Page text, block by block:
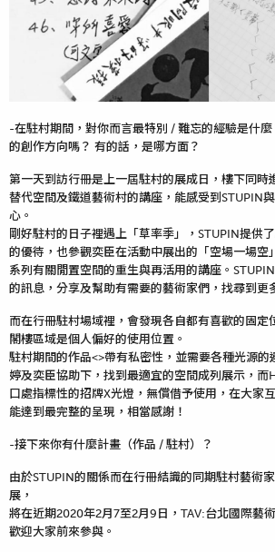
-在駐村期間，對你而言最特別 / 難忘的經驗是什
的創作方向嗎？ 有的話，是哪方面？
第一天到訪行冊是上一屆駐村的展成日，樓下同時
替代空間及鐵道藝術村的講座，能感受到STUPIN
心。
剛好駐村的日子裡遇上「草率季」，STUPIN提供
的優待，也參觀奕臣在活動中展出的「空場一場空
系列有關閒置空間的重生與再活用的講座。
的訊息，分享及幫助有需要的藝術家們，找尋到更
而在行冊駐村場域裡，會發現各自都有喜歡的固定
閣樓區域是個人偏好的使用位置。
駐村期間的作品<>帶有私密性，並需要各種光源的
婷及奕臣協助下，找到最適宜的空間成列展示，而
口處指標性的招牌X光燈，無償借予使用，在大家
能達到最完整的呈現，相當感謝！
-接下來你有什麼計畫（作品 / 駐村）？
由於STUPIN的關係而在行冊結識的同期駐村藝術
展，
將在近期2020年2月7至2月9日，TAV:台北國際藝
歡迎大家前來參與。